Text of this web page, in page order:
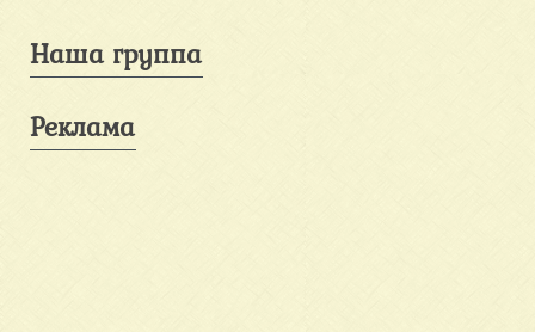
Наша группа
Реклама